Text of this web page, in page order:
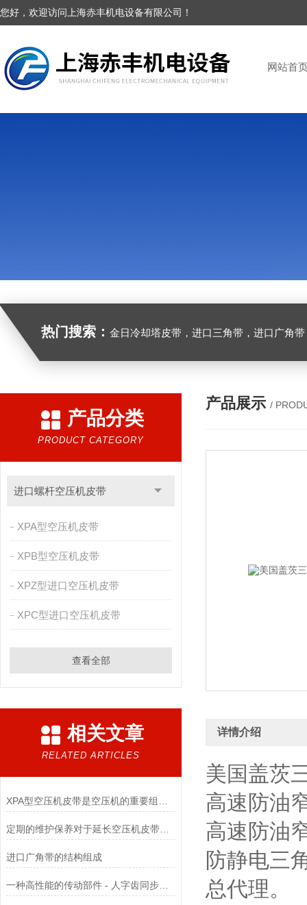
您好，欢迎访问上海赤丰机电设备有限公司！
网站首
热门搜索： 金日冷却塔皮带，进口三角带，进口广角带，进口同步带，进口空压机皮
产品分类
PRODUCT CATEGORY
进口螺杆空压机皮带
XPA型空压机皮带
XPB型空压机皮带
XPZ型进口空压机皮带
XPC型进口空压机皮带
查看全部
相关文章
RELATED ARTICLES
进口广角带的结构组成
一种高性能的传动部件 - 人字齿同步带使用全攻略
产品展示 /
详情介绍
美国盖茨
高速防油
高速防油
防静电三
总代理。